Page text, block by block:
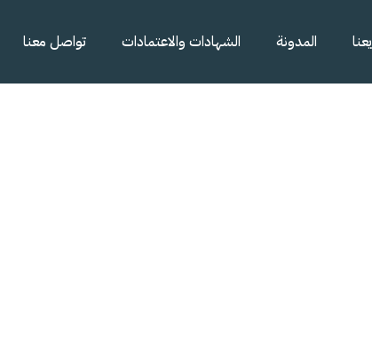
المدونة الشهادات والاعتمادات تواصل معنا